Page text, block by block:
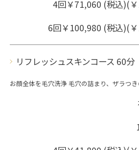
4回￥71,060 (税込)(
6回￥100,980 (税込)(
リフレッシュスキンコース 60分
お顔全体を毛穴洗浄 毛穴の詰まり、ザラつ